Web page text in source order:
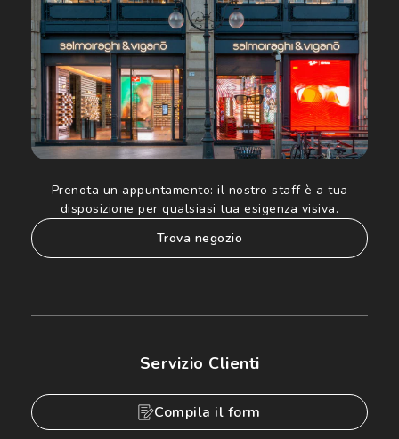
Carta fedeltà
Logout
Prenota un appuntamento: il nostro staff è a tua
disposizione per qualsiasi tua esigenza visiva.
trova negozio
Servizio Clienti
Compila il form